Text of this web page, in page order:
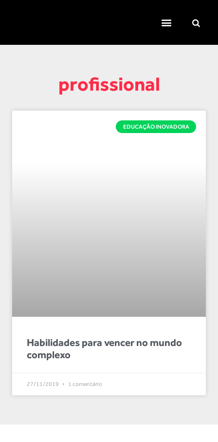
profissional
EDUCAÇÃO INOVADORA
Habilidades para vencer no mundo
complexo
27/11/2019 1 comentário